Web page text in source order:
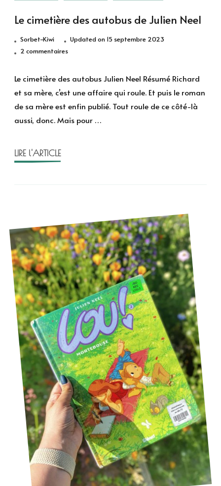
Le cimetière des autobus de Julien Neel
Sorbet-Kiwi Updated on 15 septembre 2023
2 commentairessur
cimetière
autobus
de
Julien
Le cimetière des autobus Julien Neel Résumé Richard
et sa mère, c’est une affaire qui roule. Et puis le roman
de sa mère est enfin publié. Tout roule de ce côté-là
aussi, donc. Mais pour …
LIRE l'ARTICLE